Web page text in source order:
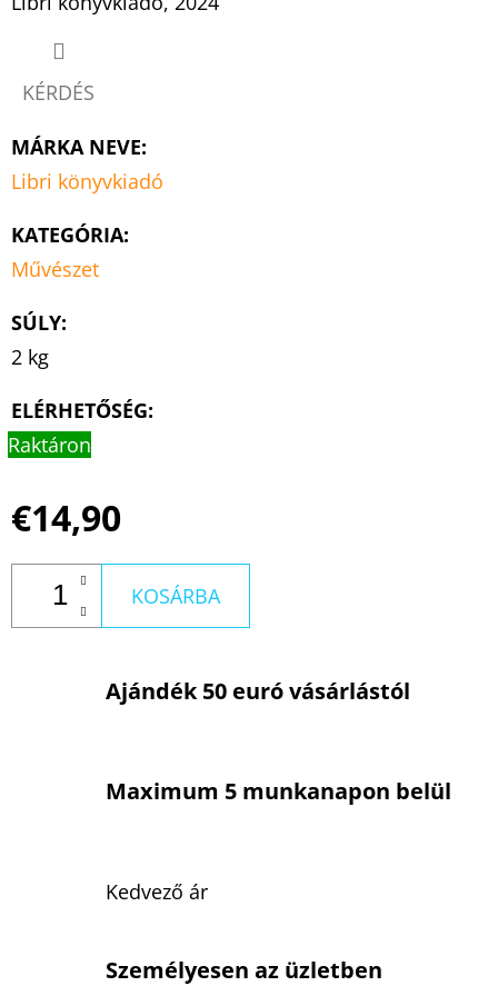
KÉRDÉS
MÁRKA NEVE:
Libri könyvkiadó
KATEGÓRIA:
Művészet
SÚLY:
2 kg
ELÉRHETŐSÉG:
Raktáron
€14,90
KOSÁRBA
Ajándék 50 euró vásárlástól
Maximum 5 munkanapon belül
Kedvező ár
Személyesen az üzletben